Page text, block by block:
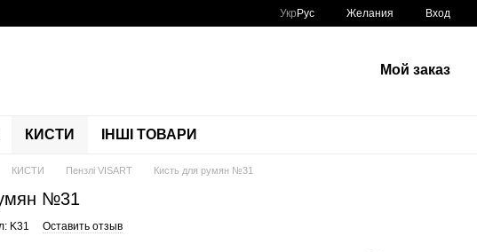
Укр Рус Желания Вход
Мой заказ
КИСТИ ІНШІ ТОВАРИ
КИСТИ Пензлі VISART Кисть для румян №31
№31
K31 Оставить отзыв